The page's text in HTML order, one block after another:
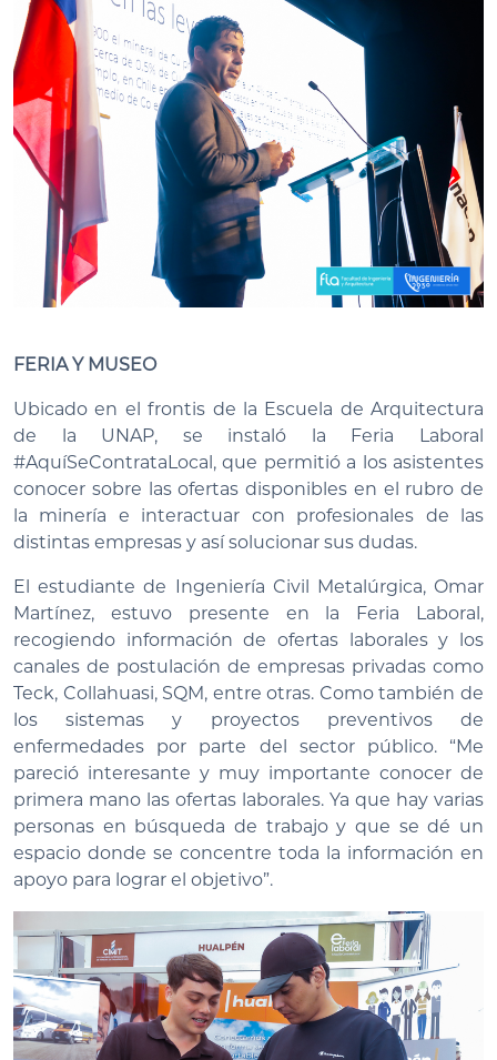
FERIA Y MUSEO
Ubicado en el frontis de la Escuela de Arquitectura
de la UNAP, se instaló la Feria Laboral
#AquíSeContrataLocal, que permitió a los asistentes
conocer sobre las ofertas disponibles en el rubro de
la minería e interactuar con profesionales de las
distintas empresas y así solucionar sus dudas.
El estudiante de Ingeniería Civil Metalúrgica, Omar
Martínez, estuvo presente en la Feria Laboral,
recogiendo información de ofertas laborales y los
canales de postulación de empresas privadas como
Teck, Collahuasi, SQM, entre otras. Como también de
los sistemas y proyectos preventivos de
enfermedades por parte del sector público. “Me
pareció interesante y muy importante conocer de
primera mano las ofertas laborales. Ya que hay varias
personas en búsqueda de trabajo y que se dé un
espacio donde se concentre toda la información en
apoyo para lograr el objetivo”.